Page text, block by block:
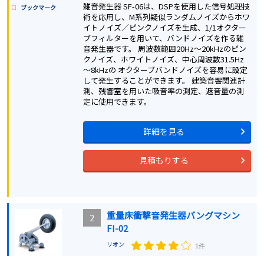
ブックマーク
雑音発生器 SF-06は、DSPを使用した信号処理技
術を応用し、M系列疑似ランダムノイズからホワ
イトノイズ／ピンクノイズを生成、1/1オクター
ブフィルターを用いて、バンドノイズを作る雑
音発生器です。 周波数範囲20Hz～20kHzのピン
クノイズ、ホワイトノイズ、中心周波数31.5Hz
～8kHzの オクターブバンドノイズを容易に設定
して発生することができます。 建築音響関連計
測、残響室を用いた吸音率の測定、遮音量の測
定に使用できます。
詳細を見る
見積もりする
2
重量床衝撃音発生器バングマシン
FI-02
リオン 1件